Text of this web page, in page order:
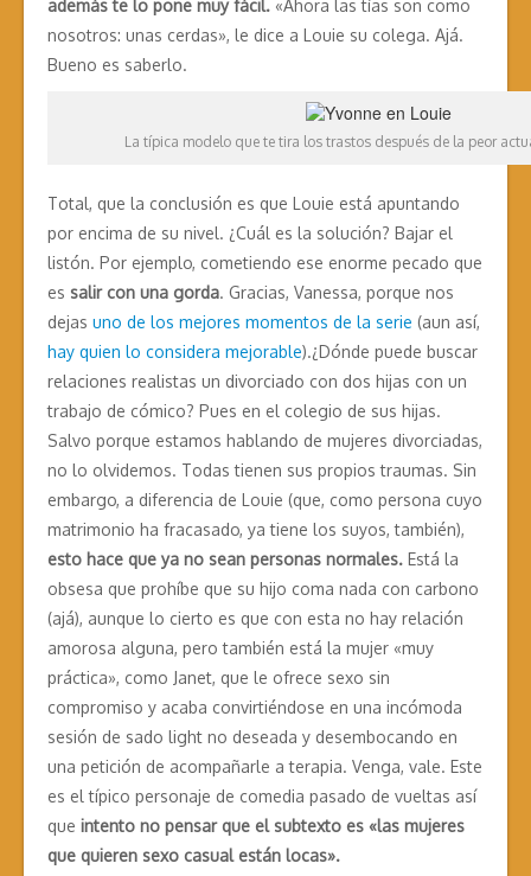
además te lo pone muy fácil. «Ahora las tías son como
nosotros: unas cerdas», le dice a Louie su colega. Ajá.
Bueno es saberlo.
La típica modelo que te tira los trastos después de la peor
Total, que la conclusión es que Louie está apuntando
por encima de su nivel. ¿Cuál es la solución? Bajar el
listón. Por ejemplo, cometiendo ese enorme pecado que
es salir con una gorda. Gracias, Vanessa, porque nos
dejas uno de los mejores momentos de la serie (aun así,
hay quien lo considera mejorable).¿Dónde puede buscar
relaciones realistas un divorciado con dos hijas con un
trabajo de cómico? Pues en el colegio de sus hijas.
Salvo porque estamos hablando de mujeres divorciadas,
no lo olvidemos. Todas tienen sus propios traumas. Sin
embargo, a diferencia de Louie (que, como persona cuyo
matrimonio ha fracasado, ya tiene los suyos, también),
esto hace que ya no sean personas normales. Está la
obsesa que prohíbe que su hijo coma nada con carbono
(ajá), aunque lo cierto es que con esta no hay relación
amorosa alguna, pero también está la mujer «muy
práctica», como Janet, que le ofrece sexo sin
compromiso y acaba convirtiéndose en una incómoda
sesión de sado light no deseada y desembocando en
una petición de acompañarle a terapia. Venga, vale. Este
es el típico personaje de comedia pasado de vueltas así
que intento no pensar que el subtexto es «las mujeres
que quieren sexo casual están locas».